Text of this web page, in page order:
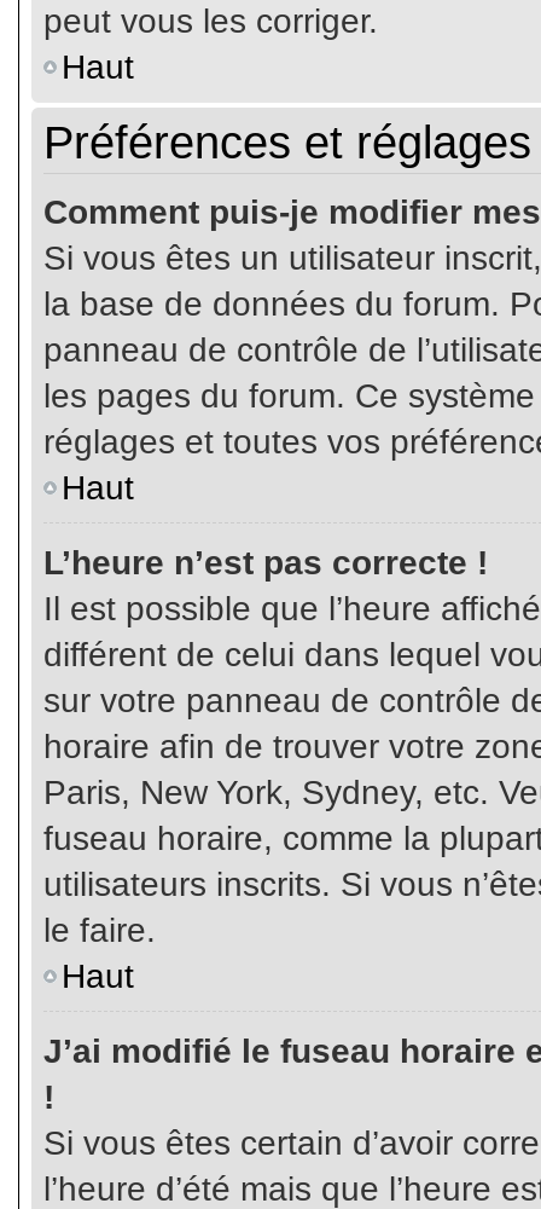
peut vous les corriger.
Haut
Préférences et
Comment puis-je modifier
Si vous êtes un utilisateur
la base de données du forum.
panneau de contrôle de
les pages du forum. Ce
réglages et toutes vos
Haut
L’heure n’est pas correcte !
Il est possible que l’heure
différent de celui dans lequel
sur votre panneau de contrôle
horaire afin de trouver votre
Paris, New York, Sydney, etc.
fuseau horaire, comme la
utilisateurs inscrits. Si vous
le faire.
Haut
J’ai modifié le fuseau horaire
!
Si vous êtes certain d’avoir
l’heure d’été mais que l’heure